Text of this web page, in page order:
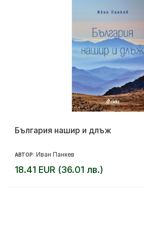
България нашир и длъж
АВТОР: Иван Панкев
18.41 EUR (36.01 лв.)